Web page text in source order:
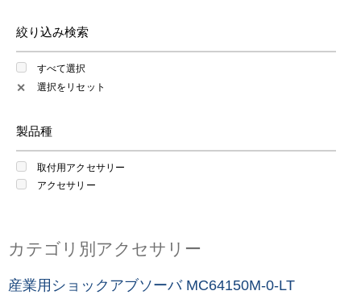
絞り込み検索
すべて選択
✕ 選択をリセット
製品種
取付用アクセサリー
アクセサリー
カテゴリ別アクセサリー
産業用ショックアブソーバ MC64150M-0-LT